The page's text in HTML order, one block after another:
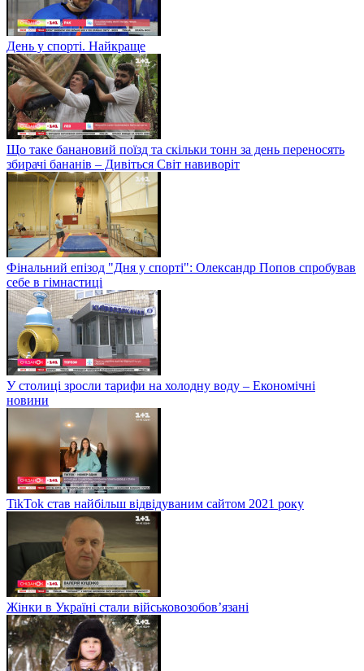
День у спорті. Найкраще
Що таке банановий поїзд та скільки тонн за день переносять
збирачі бананів – Дивіться Світ навиворіт
Фінальний епізод "Дня у спорті": Олександр Попов спробував
себе в гімнастиці
У столиці зросли тарифи на холодну воду – Економічні
новини
TikTok став найбільш відвідуваним сайтом 2021 року
Жінки в Україні стали військовозобов’язані